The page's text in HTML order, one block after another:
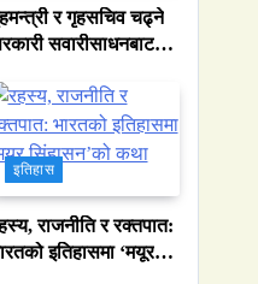
र गृहसचिव चढ्ने
सवारीसाधनबाट
इतिहास
राजनीति र रक्तपात:
इतिहासमा ‘मयूर